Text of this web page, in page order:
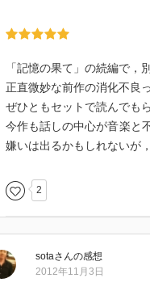
「記憶の果て」の続編で，
正直微妙な前作の消化不良
ぜひともセットで読んでも
今作も話しの中心が音楽と
嫌いは出るかもしれないが
2
sotaさんの感想
2012年11月3日